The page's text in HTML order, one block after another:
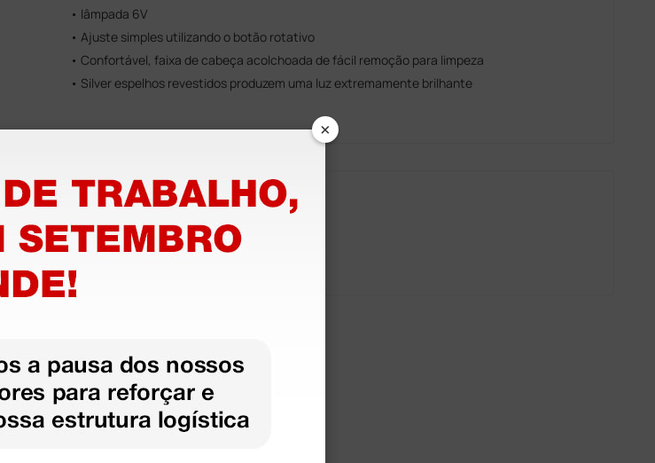
• lâmpada 6V
• Ajuste simples utilizando o botão rotativo
• Confortável, faixa de cabeça acolchoada de fácil remoção para limpeza
• Silver espelhos revestidos produzem uma luz extremamente brilhante
×